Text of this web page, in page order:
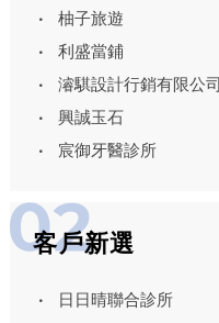
柚子旅遊
利盛當鋪
濬騏設計行銷有限公司
興誠玉石
宸御牙醫診所
客戶新選
日日晴聯合診所